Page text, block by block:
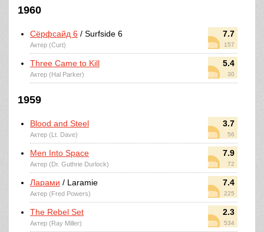
1960
7.7
157
Сёрфсайд 6 / Surfside 6
Актер (Curt)
5.4
30
Three Came to Kill
Актер (Hal Parker)
1959
3.7
56
Blood and Steel
Актер (Lt. Dave)
7.9
72
Men Into Space
Актер (Dr. Guthrie Durlock)
7.4
225
Ларами / Laramie
Актер (Fred Powers)
2.3
534
The Rebel Set
Актер (Ray Miller)